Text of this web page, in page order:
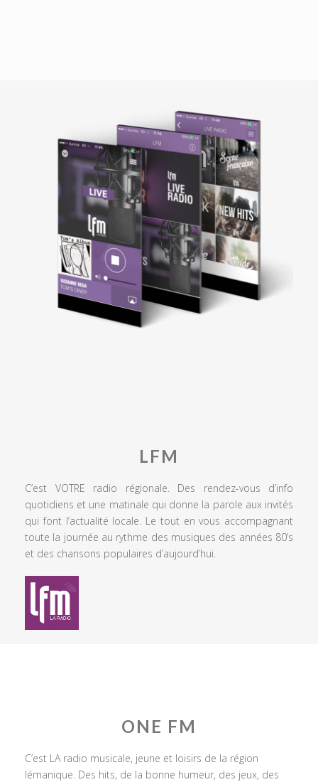
LFM
C’est VOTRE radio régionale. Des rendez-vous d’info
quotidiens et une matinale qui donne la parole aux invités
qui font l’actualité locale. Le tout en vous accompagnant
toute la journée au rythme des musiques des années 80’s
et des chansons populaires d’aujourd’hui.
ONE FM
C’est LA radio musicale, jeune et loisirs de la région
lémanique. Des hits, de la bonne humeur, des jeux, des